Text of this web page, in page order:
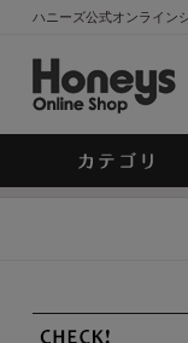
ハニーズ公式オンライン